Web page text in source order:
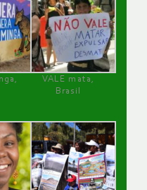
VALE mata,
Brasil